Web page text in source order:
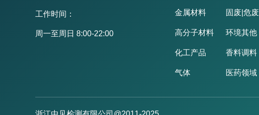
工作时间：
周一至周日 8:00-22:00
金属材料
高分子材料
化工产品
气体
固废|危废
环境其他
香料调料
医药领域